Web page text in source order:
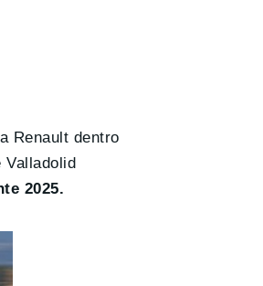
Renault dentro
2025.